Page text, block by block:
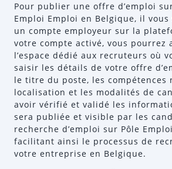
Pour publier une offre d’emploi
Emploi Emploi en Belgique, il
un compte employeur sur la
votre compte activé, vous pourrez
l’espace dédié aux recruteurs où
saisir les détails de votre offre
le titre du poste, les compétences
localisation et les modalités de
avoir vérifié et validé les
sera publiée et visible par les
recherche d’emploi sur Pôle
facilitant ainsi le processus de
votre entreprise en Belgique.